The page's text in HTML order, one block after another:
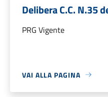
Delibera C.C. N.35
PRG Vigente
VAI ALLA PAGINA